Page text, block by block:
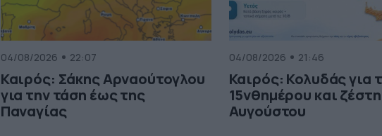
04/08/2026 22:07
Καιρός: Σάκης Αρναούτογλου
για την τάση έως της
Παναγίας
04/08/2026 21:46
Καιρός: Κολυδάς για
15νθημέρου και
Αυγούστου